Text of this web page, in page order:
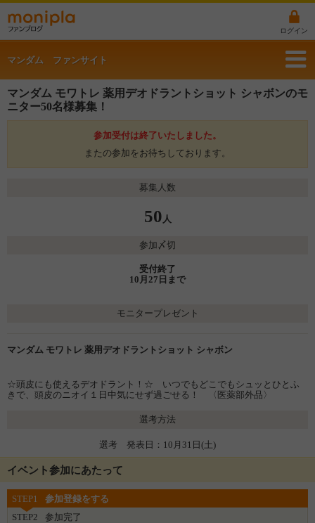
ログイン
マンダム ファンサイト
マンダム モワトレ 薬用デオドラントショット シャボンのモ
ニター50名様募集！
参加受付は終了いたしました。
またの参加をお待ちしております。
募集人数
50 人
参加〆切
受付終了
10月27日まで
モニタープレゼント
マンダム モワトレ 薬用デオドラントショット シャボン
☆頭皮にも使えるデオドラント！☆ いつでもどこでもシュッとひとふ
きで、頭皮のニオイ１日中気にせず過ごせる！ 〈医薬部外品〉
選考方法
選考 発表日：10月31日(土)
イベント参加にあたって
STEP1
参加登録をする
STEP2
参加完了